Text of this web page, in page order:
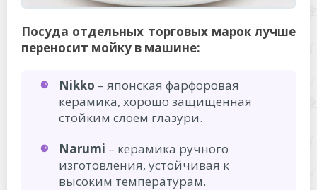
Посуда отдельных торговых марок лучше
переносит мойку в машине:
Nikko – японская фарфоровая
керамика, хорошо защищенная
стойким слоем глазури.
Narumi – керамика ручного
изготовления, устойчивая к
высоким температурам.